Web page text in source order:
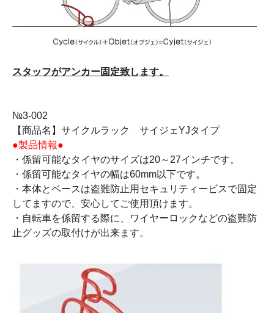
スタッフがアンカー固定致します。
№3-002
【商品名】サイクルラック サイジェYJタイプ
●製品情報●
・係留可能なタイヤのサイズは20～27インチです。
・係留可能なタイヤの幅は60mm以下です。
・本体とベースは盗難防止用セキュリティービスで固定
してますので、安心してご使用頂けます。
・自転車を係留する際に、ワイヤーロックなどの盗難防
止グッズの取付けが出来ます。